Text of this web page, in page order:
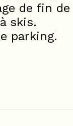
de fin de
skis.
parking.